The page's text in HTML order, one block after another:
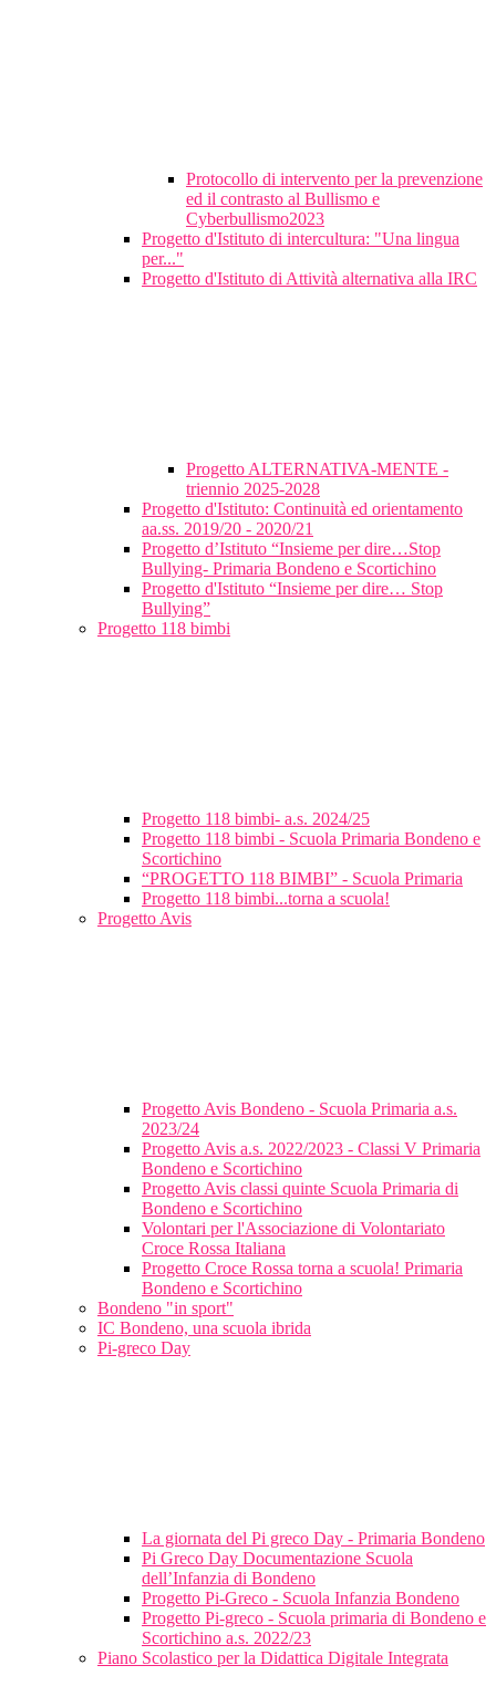
Protocollo di intervento per la prevenzione
ed il contrasto al Bullismo e
Cyberbullismo2023
Progetto d'Istituto di intercultura: "Una lingua
per..."
Progetto d'Istituto di Attività alternativa alla IRC
Progetto ALTERNATIVA-MENTE -
triennio 2025-2028
Progetto d'Istituto: Continuità ed orientamento
aa.ss. 2019/20 - 2020/21
Progetto d’Istituto “Insieme per dire…Stop
Bullying- Primaria Bondeno e Scortichino
Progetto d'Istituto “Insieme per dire… Stop
Bullying”
Progetto 118 bimbi
Progetto 118 bimbi- a.s. 2024/25
Progetto 118 bimbi - Scuola Primaria Bondeno e
Scortichino
“PROGETTO 118 BIMBI” - Scuola Primaria
Progetto 118 bimbi...torna a scuola!
Progetto Avis
Progetto Avis Bondeno - Scuola Primaria a.s.
2023/24
Progetto Avis a.s. 2022/2023 - Classi V Primaria
Bondeno e Scortichino
Progetto Avis classi quinte Scuola Primaria di
Bondeno e Scortichino
Volontari per l'Associazione di Volontariato
Croce Rossa Italiana
Progetto Croce Rossa torna a scuola! Primaria
Bondeno e Scortichino
Bondeno "in sport"
IC Bondeno, una scuola ibrida
Pi-greco Day
La giornata del Pi greco Day - Primaria Bondeno
Pi Greco Day Documentazione Scuola
dell’Infanzia di Bondeno
Progetto Pi-Greco - Scuola Infanzia Bondeno
Progetto Pi-greco - Scuola primaria di Bondeno e
Scortichino a.s. 2022/23
Piano Scolastico per la Didattica Digitale Integrata